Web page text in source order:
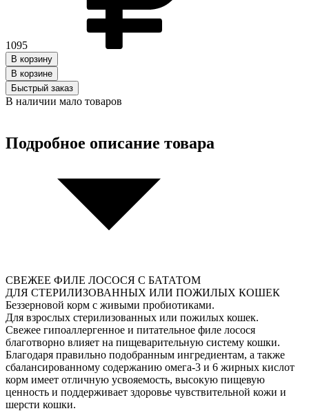
1095
В корзину
В корзинe
Быстрый заказ
В наличии мало товаров
Подробное описание товара
СВЕЖЕЕ ФИЛЕ ЛОСОСЯ С БАТАТОМ
ДЛЯ СТЕРИЛИЗОВАННЫХ ИЛИ ПОЖИЛЫХ КОШЕК
Беззерновой корм с живыми пробиотиками.
Для взрослых стерилизованных или пожилых кошек.
Свежее гипоаллергенное и питательное филе лосося
благотворно влияет на пищеварительную систему кошки.
Благодаря правильно подобранным ингредиентам, а также
сбалансированному содержанию омега-3 и 6 жирных кислот
корм имеет отличную усвояемость, высокую пищевую
ценность и поддерживает здоровье чувствительной кожи и
шерсти кошки.